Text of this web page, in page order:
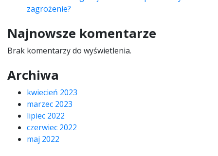
zagrożenie?
Najnowsze komentarze
Brak komentarzy do wyświetlenia.
Archiwa
kwiecień 2023
marzec 2023
lipiec 2022
czerwiec 2022
maj 2022